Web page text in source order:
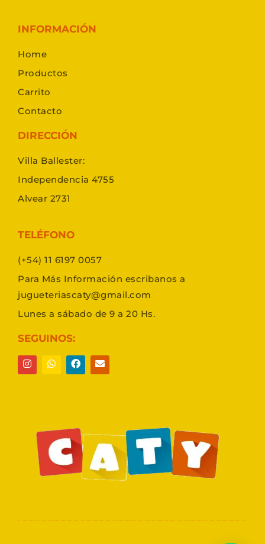
INFORMACIÓN
Home
Productos
Carrito
Contacto
DIRECCIÓN
Villa Ballester:
Independencia 4755
Alvear 2731
TELÉFONO
(+54) 11 6197 0057
Para Más Información escribanos a
jugueteriascaty@gmail.com
Lunes a sábado de 9 a 20 Hs.
SEGUINOS: